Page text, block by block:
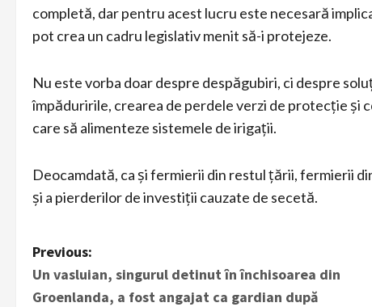
completă, dar pentru acest lucru este necesară
pot crea un cadru legislativ menit să-i protejeze.
Nu este vorba doar despre despăgubiri, ci despre
împăduririle, crearea de perdele verzi de protecție și
care să alimenteze sistemele de irigații.
Deocamdată, ca și fermierii din restul țării, fermierii
și a pierderilor de investiții cauzate de secetă.
P
o
Previous:
Un vasluian, singurul detinut în închisoarea din
Groenlanda, a fost angajat ca gardian după